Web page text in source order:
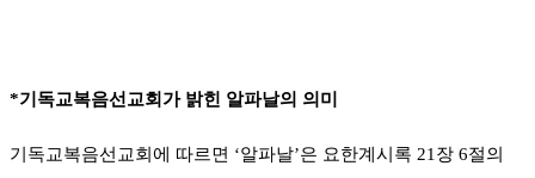
*기독교복음선교회가 밝힌 알파날의 의미
기독교복음선교회에 따르면 ‘알파날’은 요한계시록 21장 6절의